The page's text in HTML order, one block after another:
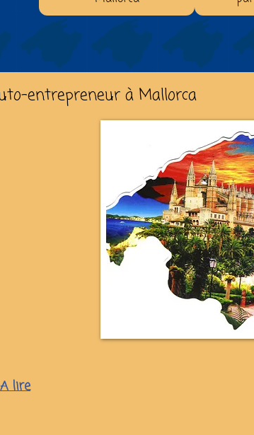
entrepreneur à Mallorca
A lire